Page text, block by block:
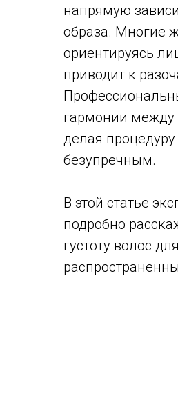
напрямую
образа. Многие
ориентируясь
приводит к
гармонии между
делая
безупречным.
В этой статье
подробно
густоту волос